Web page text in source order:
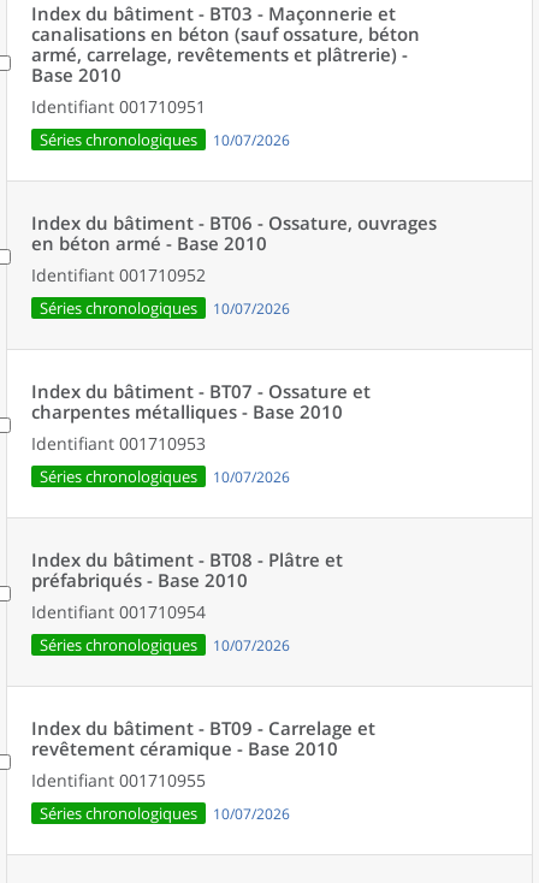
Index du bâtiment - BT03 - Maçonnerie et
canalisations en béton (sauf ossature, béton
armé, carrelage, revêtements et plâtrerie) -
Base 2010
Identifiant 001710951
Séries chronologiques 10/07/2026
Index du bâtiment - BT06 - Ossature, ouvrages
en béton armé - Base 2010
Identifiant 001710952
Séries chronologiques 10/07/2026
Index du bâtiment - BT07 - Ossature et
charpentes métalliques - Base 2010
Identifiant 001710953
Séries chronologiques 10/07/2026
Index du bâtiment - BT08 - Plâtre et
préfabriqués - Base 2010
Identifiant 001710954
Séries chronologiques 10/07/2026
Index du bâtiment - BT09 - Carrelage et
revêtement céramique - Base 2010
Identifiant 001710955
Séries chronologiques 10/07/2026